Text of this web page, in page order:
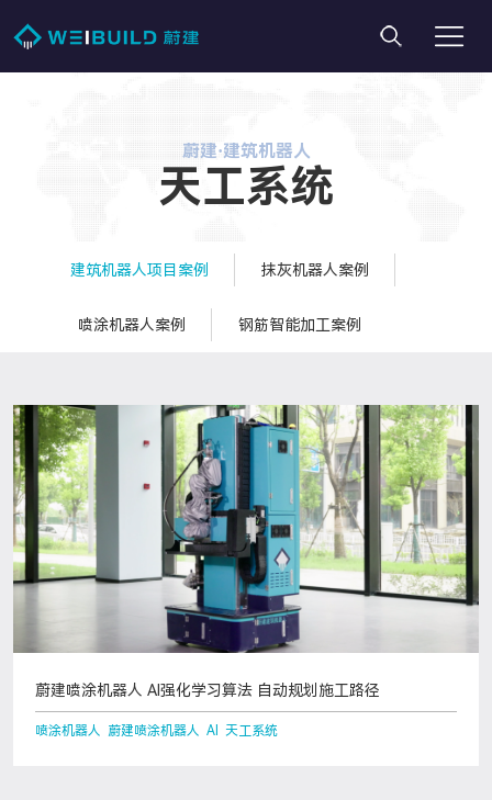
蔚建·建筑机器人
天工系统
建筑机器人项目案例 抹灰机器人案例
喷涂机器人案例 钢筋智能加工案例
蔚建喷涂机器人 AI强化学习算法 自动规划施工路径
喷涂机器人 蔚建喷涂机器人 AI 天工系统